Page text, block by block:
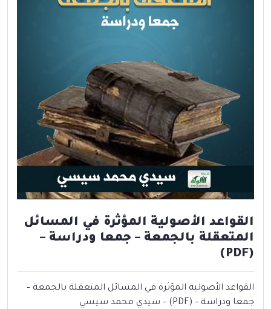
القواعد الأصولية المؤثرة في المسائل
المتعقلة بالجمعة – جمعا ودراسة –
(PDF)
القواعد الأصولية المؤثرة في المسائل المتعقلة بالجمعة –
جمعا ودراسة – (PDF) – سيدي محمد سيسي